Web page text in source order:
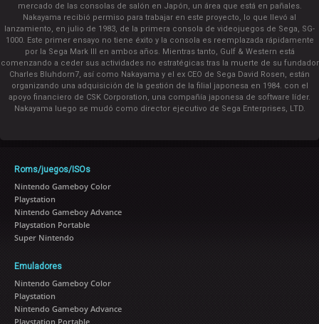
mercado de las consolas de salón en Japón, un área que está en pañales.
Nakayama recibió permiso para trabajar en este proyecto, lo que llevó al
lanzamiento, en julio de 1983, de la primera consola de videojuegos de Sega, SG-
1000. Este primer ensayo no tiene éxito y la consola es reemplazada rápidamente
por la Sega Mark III en ambos años. Mientras tanto, Gulf & Western está
comenzando a ceder sus actividades no estratégicas tras la muerte de su fundador
Charles Bluhdorn7, así como Nakayama y el ex CEO de Sega David Rosen, están
organizando una adquisición de la gestión de la filial japonesa en 1984. con el
apoyo financiero de CSK Corporation, una compañía japonesa de software líder.
Nakayama luego se mudó como director ejecutivo de Sega Enterprises, LTD.
Roms/juegos/ISOs
Nintendo Gameboy Color
Playstation
Nintendo Gameboy Advance
Playstation Portable
Super Nintendo
Emuladores
Nintendo Gameboy Color
Playstation
Nintendo Gameboy Advance
Playstation Portable